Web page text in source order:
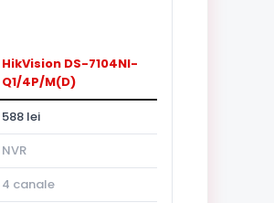
HikVision DS-7104NI-
Q1/4P/M(D)
588 lei
NVR
4 canale